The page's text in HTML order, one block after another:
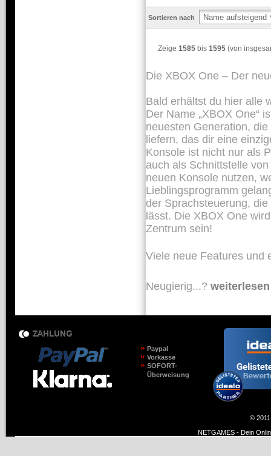
Sortieren nach
Zeige 1585 bis 1595 (von
Die XBOX One – Der
Bald erhältst du hier alle
Der Name „XBOX One“
neuesten Generation,
liefern, das dir eine
Konsole ist nicht nur als
auch als Schnittstelle
neuen Konsole nutzen,
Lieblingsprogramm
der Sprachsteuerung,
lässt. Die XBOX One
Zentrum sein!
Viele neue Features und
Neugierig...?
Paypal
Vorkasse
SOFORT-
Überweisung
©
NETGAMES - Dein